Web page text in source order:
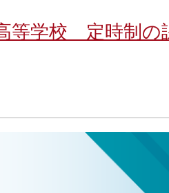
等学校 定時制の